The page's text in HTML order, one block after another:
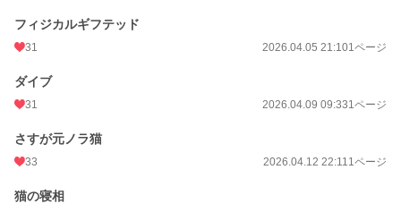
フィジカルギフテッド
31 2026.04.05 21:101ページ
ダイブ
31 2026.04.09 09:331ページ
さすが元ノラ猫
33 2026.04.12 22:111ページ
猫の寝相